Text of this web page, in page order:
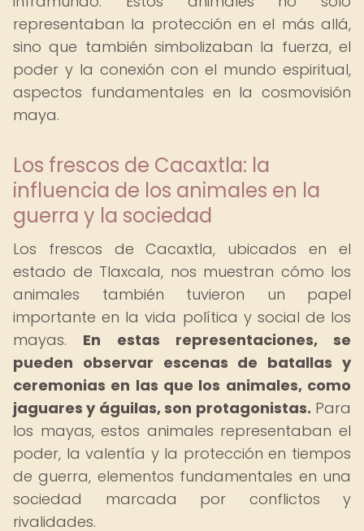
representaban la protección en el más allá,
sino que también simbolizaban la fuerza, el
poder y la conexión con el mundo espiritual,
aspectos fundamentales en la cosmovisión
maya.
Los frescos de Cacaxtla: la
influencia de los animales en la
guerra y la sociedad
Los frescos de Cacaxtla, ubicados en el
estado de Tlaxcala, nos muestran cómo los
animales también tuvieron un papel
importante en la vida política y social de los
mayas. En estas representaciones, se
pueden observar escenas de batallas y
ceremonias en las que los animales, como
jaguares y águilas, son protagonistas. Para
los mayas, estos animales representaban el
poder, la valentía y la protección en tiempos
de guerra, elementos fundamentales en una
sociedad marcada por conflictos y
rivalidades.